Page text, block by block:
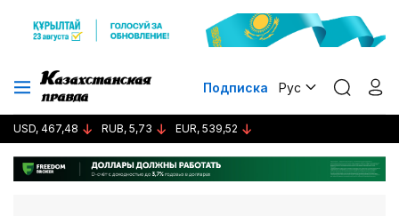
Подписка Рус
USD, 467,48 RUB, 5,73 EUR, 539,52